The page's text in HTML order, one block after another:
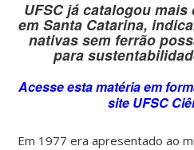
UFSC já catalogou mais
em Santa Catarina,
nativas sem ferrão
para
Acesse esta matéria em
site UFSC
Em 1977 era apresentado ao